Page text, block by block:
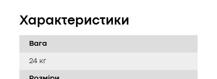
Характеристики
Вага
24 кг